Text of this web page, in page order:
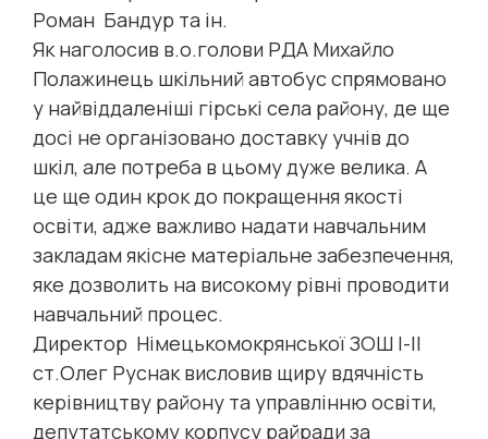
Роман Бандур та ін.
Як наголосив в.о.голови РДА Михайло
Полажинець шкільний автобус спрямовано
у найвіддаленіші гірські села району, де ще
досі не організовано доставку учнів до
шкіл, але потреба в цьому дуже велика. А
це ще один крок до покращення якості
освіти, адже важливо надати навчальним
закладам якісне матеріальне забезпечення,
яке дозволить на високому рівні проводити
навчальний процес.
Директор Німецькомокрянської ЗОШ І-ІІ
ст.Олег Руснак висловив щиру вдячність
керівництву району та управлінню освіти,
депутатському корпусу райради за